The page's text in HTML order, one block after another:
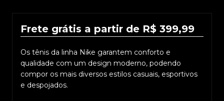
Frete grátis a partir de R$ 399,99
Os tênis da linha Nike garantem conforto e
qualidade com um design moderno, podendo
compor os mais diversos estilos casuais, esportivos
e despojados.